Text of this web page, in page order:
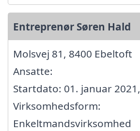
Entreprenør Søren Hald
Molsvej 81, 8400 Ebeltoft
Ansatte:
Startdato: 01. januar 2021,
Virksomhedsform:
Enkeltmandsvirksomhed